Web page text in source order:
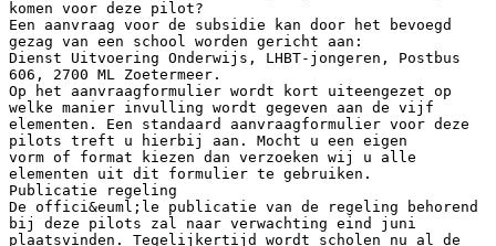
komen voor deze pilot?
Een aanvraag voor de subsidie kan door het bevoegd
gezag van een school worden gericht aan:
Dienst Uitvoering Onderwijs, LHBT-jongeren, Postbus
606, 2700 ML Zoetermeer.
Op het aanvraagformulier wordt kort uiteengezet op
welke manier invulling wordt gegeven aan de vijf
elementen. Een standaard aanvraagformulier voor deze
pilots treft u hierbij aan. Mocht u een eigen
vorm of format kiezen dan verzoeken wij u alle
elementen uit dit formulier te gebruiken.
Publicatie regeling
De offici&euml;le publicatie van de regeling behorend
bij deze pilots zal naar verwachting eind juni
plaatsvinden. Tegelijkertijd wordt scholen nu al de